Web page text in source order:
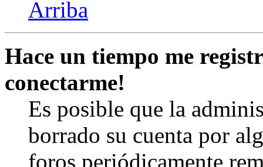
Arriba
Hace un tiempo me
conectarme!
Es posible que la
borrado su cuenta por
foros periódicamente